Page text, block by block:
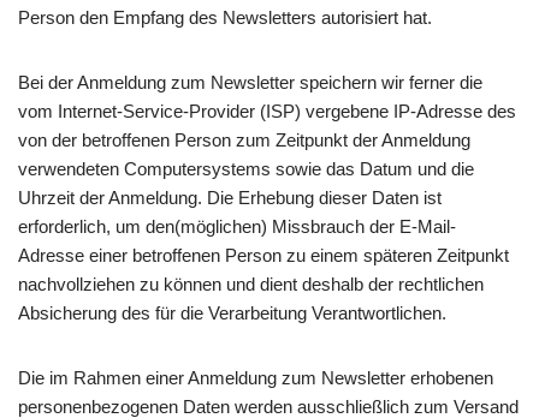
Person den Empfang des Newsletters autorisiert hat.
Bei der Anmeldung zum Newsletter speichern wir ferner die
vom Internet-Service-Provider (ISP) vergebene IP-Adresse des
von der betroffenen Person zum Zeitpunkt der Anmeldung
verwendeten Computersystems sowie das Datum und die
Uhrzeit der Anmeldung. Die Erhebung dieser Daten ist
erforderlich, um den(möglichen) Missbrauch der E-Mail-
Adresse einer betroffenen Person zu einem späteren Zeitpunkt
nachvollziehen zu können und dient deshalb der rechtlichen
Absicherung des für die Verarbeitung Verantwortlichen.
Die im Rahmen einer Anmeldung zum Newsletter erhobenen
personenbezogenen Daten werden ausschließlich zum Versand